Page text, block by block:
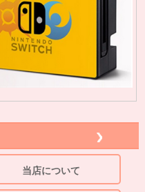
当店について